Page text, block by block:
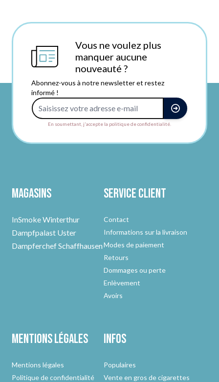
Vous ne voulez plus
manquer aucune
nouveauté ?
Abonnez-vous à notre newsletter et restez
informé !
En soumettant, j'accepte la politique de confidentialité.
Magasins
InSmoke Winterthur
Dampfpalast Uster
Dampferchef Schaffhausen
Service client
Contact
Informations sur la livraison
Modes de paiement
Retours
Dommages ou perte
Enlèvement
Avoirs
Mentions légales
Mentions légales
Politique de confidentialité
Infos
Populaires
Vente en gros de cigarettes